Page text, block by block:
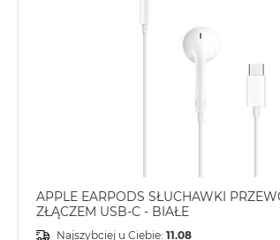
APPLE EARPODS SŁUCHAWKI
ZŁĄCZEM USB-C - BIAŁE
Najszybciej u Ciebie: 11.08